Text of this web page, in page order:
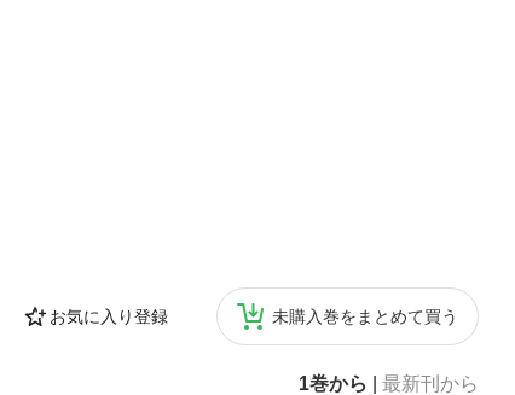
お気に入り登録 未購入巻をまとめて買う
1巻から 最新刊から